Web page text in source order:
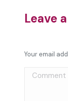
Leave
Your email
Comment